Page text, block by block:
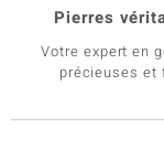
Pierres
Votre expert en
précieuses et